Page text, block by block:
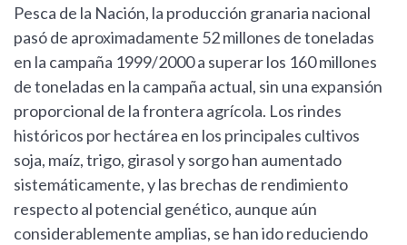
Pesca de la Nación, la producción granaria nacional
pasó de aproximadamente 52 millones de toneladas
en la campaña 1999/2000 a superar los 160 millones
de toneladas en la campaña actual, sin una expansión
proporcional de la frontera agrícola. Los rindes
históricos por hectárea en los principales cultivos
soja, maíz, trigo, girasol y sorgo han aumentado
sistemáticamente, y las brechas de rendimiento
respecto al potencial genético, aunque aún
considerablemente amplias, se han ido reduciendo